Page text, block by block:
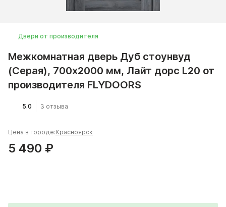
Двери от производителя
Межкомнатная дверь Дуб стоунвуд
(Серая), 700x2000 мм, Лайт дорс L20 от
производителя FLYDOORS
5.0 3 отзыва
Цена в городе:Красноярск
5 490 ₽